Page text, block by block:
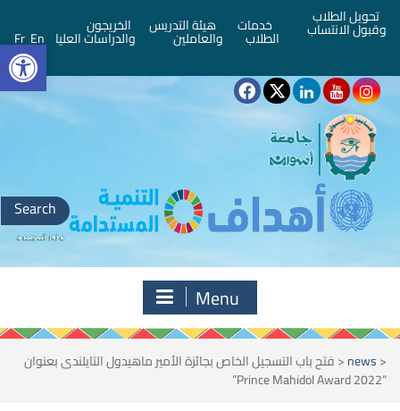
تحويل الطلاب
وقبول الانتساب خدمات
الطلاب
هيئة التدريس
والعاملين
الخريجون
والدراسات العليا En
Fr
Search
for:
Menu
<
news
<فتح باب التسجيل الخاص بجائزة الأمير ماهيدول التايلندى بعنوان
“Prince Mahidol Award 2022”